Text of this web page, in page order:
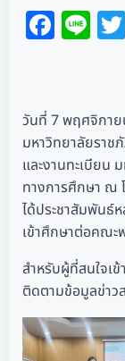
วันที่ 7 พฤศจิกาย
มหาวิทยาลัยราช
และงานทะเบียน
ทางการศึกษา ณ
ได้ประชาสัมพันธ์
เข้าศึกษาต่อคณะ
สำหรับผู้ที่สนใจเ
ติดตามข้อมูลข่าว